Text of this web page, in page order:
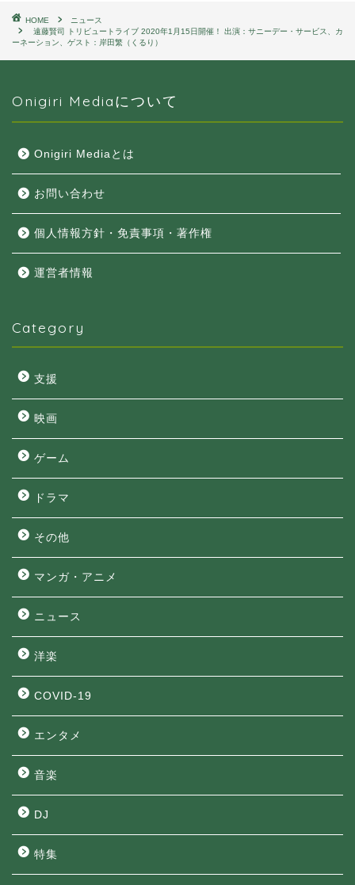
HOME
ニュース
遠藤賢司 トリビュートライブ 2020年1月15日開催！ 出演：サニーデー・サービス、カ
ーネーション、ゲスト：岸田繁（くるり）
Onigiri Mediaについて
Onigiri Mediaとは
お問い合わせ
個人情報方針・免責事項・著作権
運営者情報
Category
支援
映画
ゲーム
ドラマ
その他
マンガ・アニメ
ニュース
洋楽
COVID-19
エンタメ
音楽
DJ
特集